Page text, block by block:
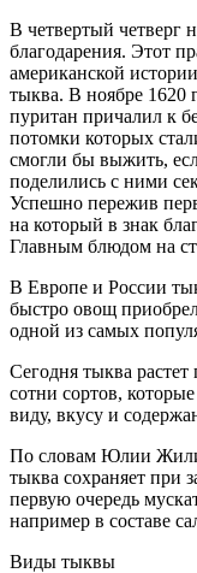
В четвертый
благодарения. Этот
американской
тыква. В ноябре 1620
пуритан причалил к
потомки которых
смогли бы выжить,
поделились с ними
Успешно пережив
на который в знак
Главным блюдом на
В Европе и России
быстро овощ
одной из самых
Сегодня тыква
сотни сортов,
виду, вкусу и
По словам Юлии
тыква сохраняет при
первую очередь
например в составе
Виды тыквы